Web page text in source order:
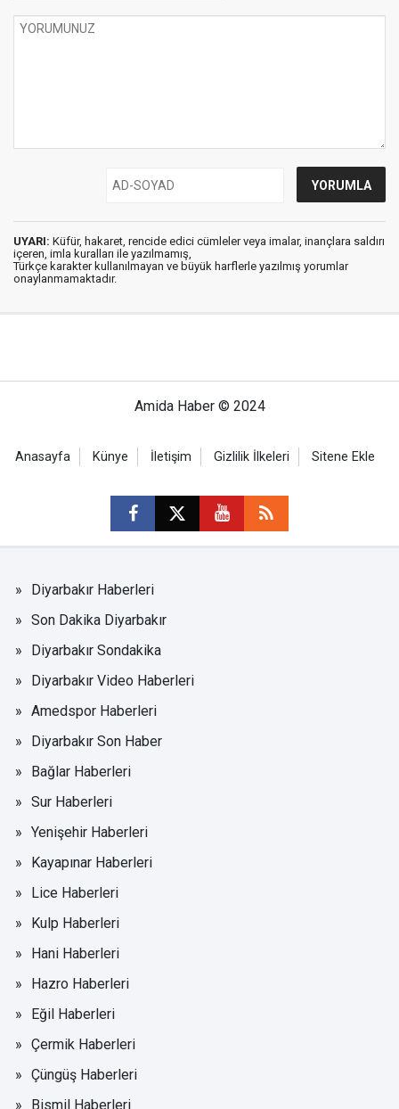
UYARI: Küfür, hakaret, rencide edici cümleler veya imalar, inançlara saldırı
içeren, imla kuralları ile yazılmamış,
Türkçe karakter kullanılmayan ve büyük harflerle yazılmış yorumlar
onaylanmamaktadır.
Amida Haber © 2024
Anasayfa Künye İletişim Gizlilik İlkeleri Sitene Ekle
Diyarbakır Haberleri
Son Dakika Diyarbakır
Diyarbakır Sondakika
Diyarbakır Video Haberleri
Amedspor Haberleri
Diyarbakır Son Haber
Bağlar Haberleri
Sur Haberleri
Yenişehir Haberleri
Kayapınar Haberleri
Lice Haberleri
Kulp Haberleri
Hani Haberleri
Hazro Haberleri
Eğil Haberleri
Çermik Haberleri
Çüngüş Haberleri
Bismil Haberleri